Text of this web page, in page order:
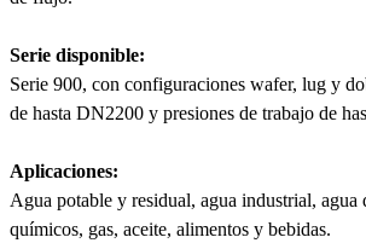
Serie disponible:
Serie 900, con configuraciones wafer, lug y
de hasta DN2200 y presiones de trabajo de
Aplicaciones:
Agua potable y residual, agua industrial, agua
químicos, gas, aceite, alimentos y bebidas.